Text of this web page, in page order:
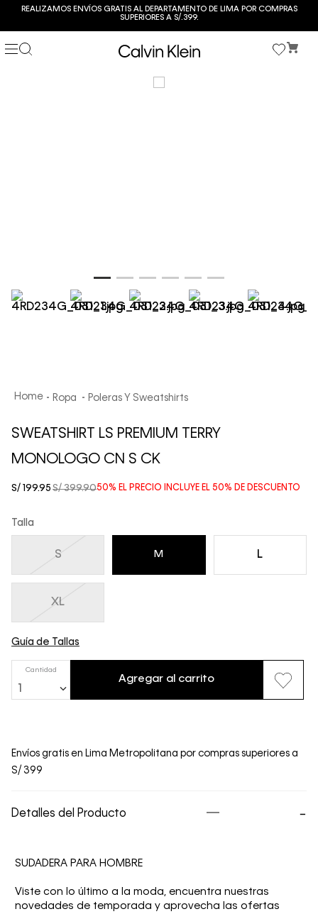
REALIZAMOS ENVÍOS GRATIS AL DEPARTAMENTO DE LIMA POR COMPRAS
SUPERIORES A S/.399.
Ropa Poleras Y Sweatshirts
SWEATSHIRT LS PREMIUM TERRY
MONOLOGO CN S CK
50% EL PRECIO INCLUYE EL 50% DE DESCUENTO
S/ 399.90
S/ 199.95
Talla
L
M
S
XL
Guía de Tallas
Cantidad
Agregar al carrito
Envíos gratis en Lima Metropolitana por compras superiores a
S/ 399
Detalles del Producto
SUDADERA PARA HOMBRE
Viste con lo último a la moda, encuentra nuestras
novedades de temporada y aprovecha las ofertas